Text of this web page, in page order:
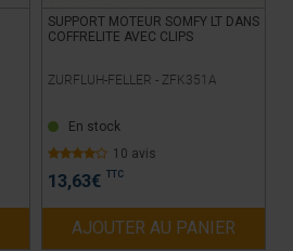
SUPPORT MOTEUR SOMFY LT DANS
COFFRELITE AVEC CLIPS
ZURFLUH-FELLER - ZFK351A
En stock
10 avis
13,63€ TTC
AJOUTER AU PANIER